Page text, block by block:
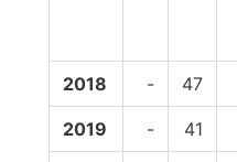
2018 - 47
2019 - 41